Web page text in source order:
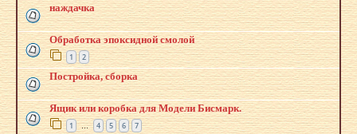
наждачка
Обработка эпоксидной смолой
1 2
Постройка, сборка
Ящик или коробка для Модели Бисмарк.
1 … 4 5 6 7